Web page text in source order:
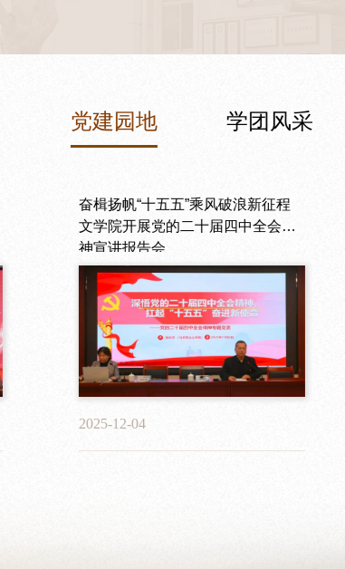
党建园地 学团风采
奋楫扬帆“十五五”乘风破浪新征程
文学院开展党的二十届四中全会精
神宣讲报告会
2025-12-04
【2026届优秀毕业生风采展】孔豪
——无论什么困难的事，只要硬着
头皮去做，就闯过去了
2026-06-08